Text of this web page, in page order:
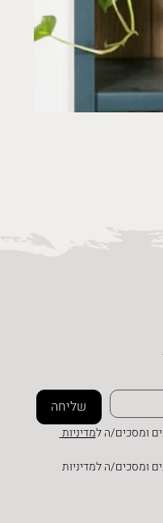
שליחה
ומסכים/ה ל